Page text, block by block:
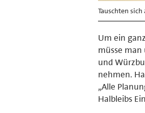
Tauschten
Um ein
müsse
und
nehmen.
„Alle
Halbleibs